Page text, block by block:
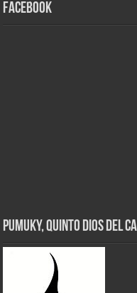
Facebook
Pumuky, Quinto Dios del